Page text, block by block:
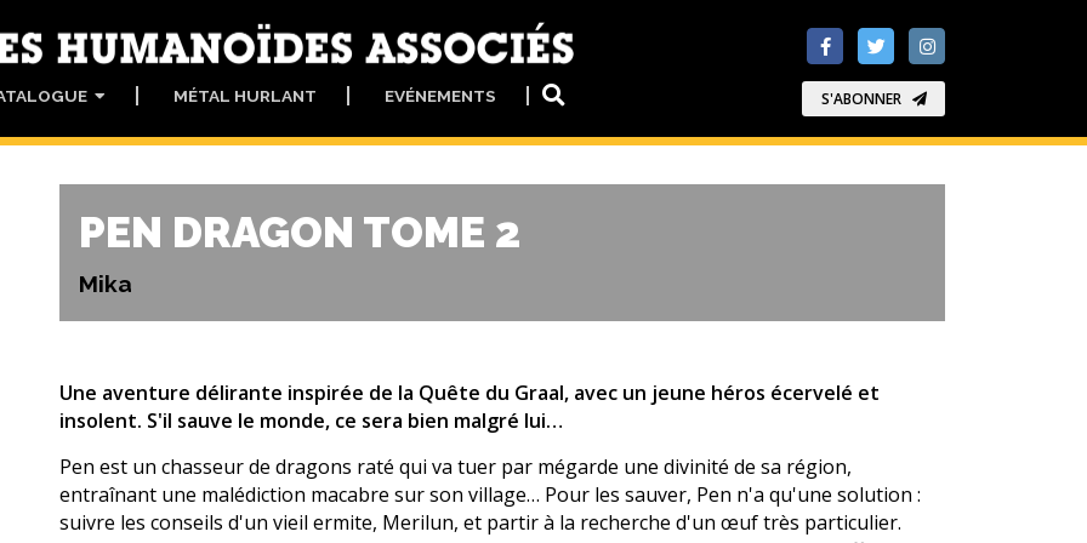
S'ABONNER
MÉTAL HURLANT EVÉNEMENTS
PEN DRAGON TOME 2
Mika
Une aventure délirante inspirée de la Quête du Graal, avec un jeune héros écervelé et
insolent. S'il sauve le monde, ce sera bien malgré lui…
Pen est un chasseur de dragons raté qui va tuer par mégarde une divinité de sa région,
entraînant une malédiction macabre sur son village… Pour les sauver, Pen n'a qu'une solution :
suivre les conseils d'un vieil ermite, Merilun, et partir à la recherche d'un œuf très particulier.